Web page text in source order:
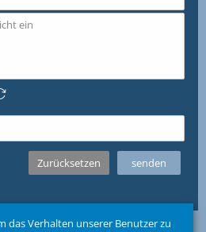
das Verhalten unserer Benutzer zu